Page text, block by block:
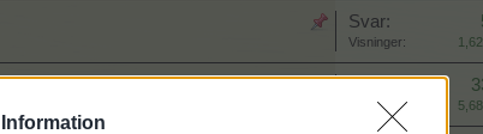
Svar:
Visninger:
Svar:
Visninger: